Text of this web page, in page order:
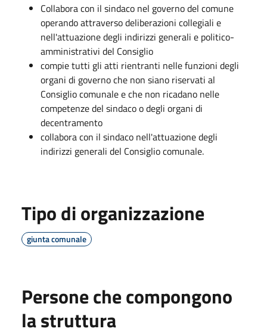
Collabora con il sindaco nel governo del comune
operando attraverso deliberazioni collegiali e
nell'attuazione degli indirizzi generali e politico-
amministrativi del Consiglio
compie tutti gli atti rientranti nelle funzioni degli
organi di governo che non siano riservati al
Consiglio comunale e che non ricadano nelle
competenze del sindaco o degli organi di
decentramento
collabora con il sindaco nell'attuazione degli
indirizzi generali del Consiglio comunale.
Tipo di organizzazione
giunta comunale
Persone che compongono
la struttura